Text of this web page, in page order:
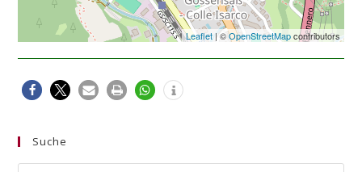
Leaflet| ©OpenStreetMapcontributors
Suche